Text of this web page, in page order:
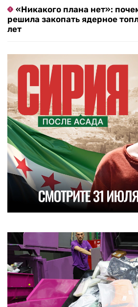
«Никакого плана нет»:
решила закопать ядерное
лет